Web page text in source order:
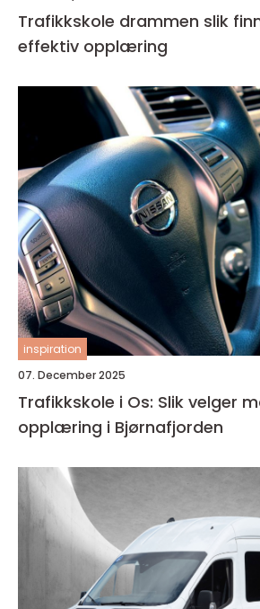
Trafikkskole drammen slik finner du trygg og
effektiv opplæring
inspiration
07. December 2025
Trafikkskole i Os: Slik velger
opplæring i Bjørnafjorden